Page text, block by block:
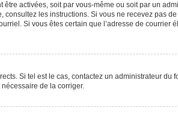
activées, soit par vous-même ou soit par un
les instructions. Si vous ne recevez pas
Si vous êtes certain que l’adresse de courrier
Si tel est le cas, contactez un administrateur du
de la corriger.